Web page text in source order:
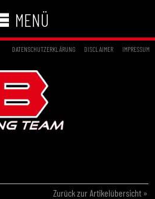
MENÜ
DATENSCHUTZERKLÄRUNG DISCLAIMER IMPRESSUM
Zurück zur Artikelübersicht »